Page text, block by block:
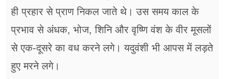
ही प्रहार से प्राण निकल जाते थे। उस समय काल के
प्रभाव से अंधक, भोज, शिनि और वृष्णि वंश के वीर मूसलों
से एक-दूसरे का वध करने लगे। यदुवंशी भी आपस में लड़ते
हुए मरने लगे।